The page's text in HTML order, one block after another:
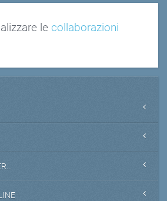
le collaborazioni